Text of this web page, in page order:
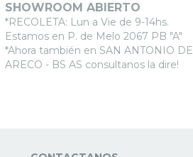
SHOWROOM ABIERTO
*RECOLETA: Lun a Vie de 9-14hs.
Estamos en P. de Melo 2067 PB "A"
*Ahora también en SAN ANTONIO DE
ARECO - BS AS consultanos la dire!